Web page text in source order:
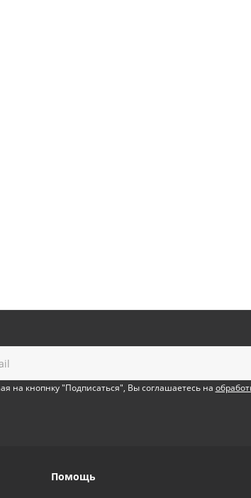
на кнопнку "Подписаться", Вы соглашаетесь на
Помощь